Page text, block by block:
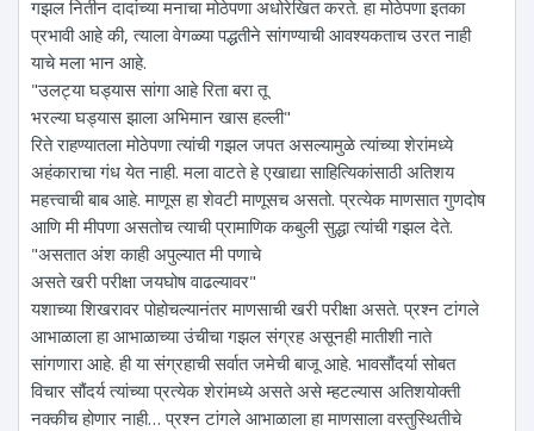
गझल नितीन दादांच्या मनाचा मोठेपणा अधोरेखित करते. हा मोठेपणा इतका
प्रभावी आहे की, त्याला वेगळ्या पद्धतीने सांगण्याची आवश्यकताच उरत नाही
याचे मला भान आहे.
"उलट्या घड्यास सांगा आहे रिता बरा तू
भरल्या घड्यास झाला अभिमान खास हल्ली"
रिते राहण्यातला मोठेपणा त्यांची गझल जपत असल्यामुळे त्यांच्या शेरांमध्ये
अहंकाराचा गंध येत नाही. मला वाटते हे एखाद्या साहित्यिकांसाठी अतिशय
महत्त्वाची बाब आहे. माणूस हा शेवटी माणूसच असतो. प्रत्येक माणसात गुणदोष
आणि मी मीपणा असतोच त्याची प्रामाणिक कबुली सुद्धा त्यांची गझल देते.
"असतात अंश काही अपुल्यात मी पणाचे
असते खरी परीक्षा जयघोष वाढल्यावर"
यशाच्या शिखरावर पोहोचल्यानंतर माणसाची खरी परीक्षा असते. प्रश्न टांगले
आभाळाला हा आभाळाच्या उंचीचा गझल संग्रह असूनही मातीशी नाते
सांगणारा आहे. ही या संग्रहाची सर्वात जमेची बाजू आहे. भावसौंदर्या सोबत
विचार सौंदर्य त्यांच्या प्रत्येक शेरांमध्ये असते असे म्हटल्यास अतिशयोक्ती
नक्कीच होणार नाही… प्रश्न टांगले आभाळाला हा माणसाला वस्तुस्थितीचे